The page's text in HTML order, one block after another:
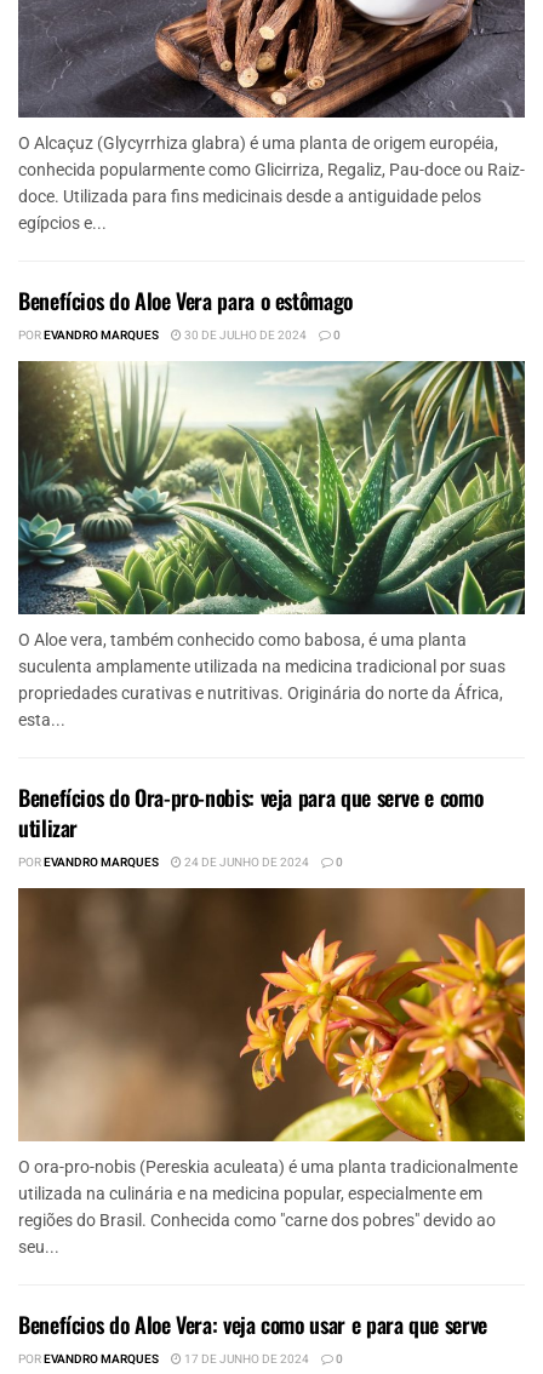
O Alcaçuz (Glycyrrhiza glabra) é uma planta de origem européia,
conhecida popularmente como Glicirriza, Regaliz, Pau-doce ou Raiz-
doce. Utilizada para fins medicinais desde a antiguidade pelos
egípcios e...
Benefícios do Aloe Vera para o estômago
POREVANDRO MARQUES 30 DE JULHO DE 2024 0
O Aloe vera, também conhecido como babosa, é uma planta
suculenta amplamente utilizada na medicina tradicional por suas
propriedades curativas e nutritivas. Originária do norte da África,
esta...
Benefícios do Ora-pro-nobis: veja para que serve e como
utilizar
POREVANDRO MARQUES 24 DE JUNHO DE 2024 0
O ora-pro-nobis (Pereskia aculeata) é uma planta tradicionalmente
utilizada na culinária e na medicina popular, especialmente em
regiões do Brasil. Conhecida como "carne dos pobres" devido ao
seu...
Benefícios do Aloe Vera: veja como usar e para que serve
POREVANDRO MARQUES 17 DE JUNHO DE 2024 0